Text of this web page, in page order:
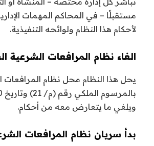
مستقبلًا – في المحاكم المهمات
لأحكام هذا النظام ولوائحه التنفيذية.
الغاء نظام المرافعات الشرعية
يحل هذا النظام محل نظام المرافعات
ويلغي ما يتعارض معه من أحكام.
بدأ سريان نظام المرافعات